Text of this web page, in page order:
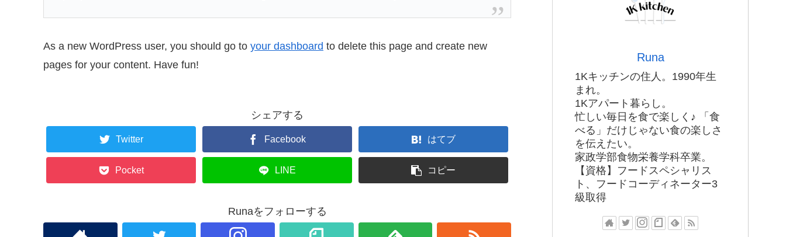
As a new WordPress user, you should go to your dashboard to delete this page and create new
pages for your content. Have fun!
シェアする
Twitter Facebook はてブ
Pocket LINE コピー
Runaをフォローする
Runa
1Kキッチンの住人。1990年生
まれ。
1Kアパート暮らし。
忙しい毎日を食で楽しく♪ 「食
べる」だけじゃない食の楽しさ
を伝えたい。
家政学部食物栄養学科卒業。
【資格】フードスペシャリス
ト、フードコーディネーター3
級取得